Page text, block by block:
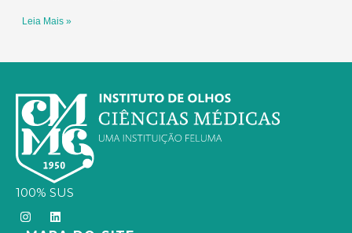
Leia Mais »
100% SUS
I
n
L
i